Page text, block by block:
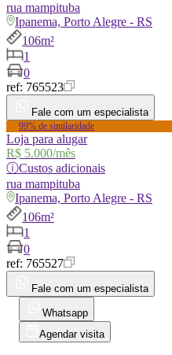
rua mampituba
Ipanema, Porto Alegre - RS
106m²
1
0
ref: 765523
Fale com um especialista
99% de similaridade
Loja para alugar
R$ 5.000/mês
ⓘCustos adicionais
rua mampituba
Ipanema, Porto Alegre - RS
106m²
1
0
ref: 765527
Fale com um especialista
Whatsapp
Agendar visita